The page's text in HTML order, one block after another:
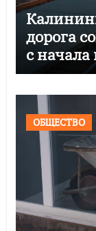
дорога
с начала
ОБЩЕСТВО